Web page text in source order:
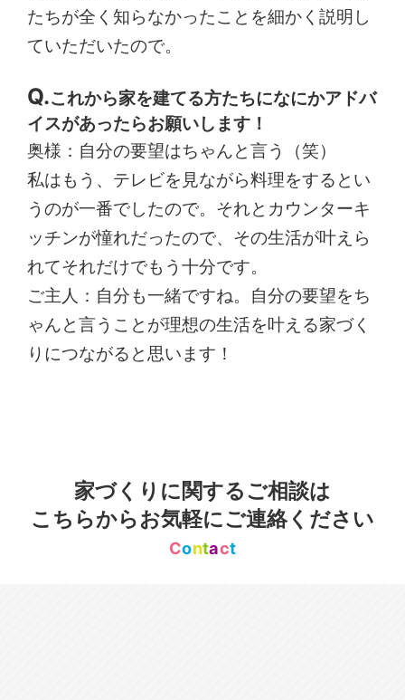
たちが全く知らなかったことを細かく説明し
ていただいたので。
これから家を建てる方たちになにかアドバ
イスがあったらお願いします！
奥様：自分の要望はちゃんと言う（笑）
私はもう、テレビを見ながら料理をするとい
うのが一番でしたので。それとカウンターキ
ッチンが憧れだったので、その生活が叶えら
れてそれだけでもう十分です。
ご主人：自分も一緒ですね。自分の要望をち
ゃんと言うことが理想の生活を叶える家づく
りにつながると思います！
家づくりに関するご相談は
こちらからお気軽にご連絡ください
Contact